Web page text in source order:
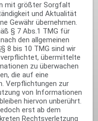
mit größter Sorgfalt
und Aktualität
Gewähr übernehmen.
§ 7 Abs.1 TMG für
den allgemeinen
8 bis 10 TMG sind wir
übermittelte
zu überwachen
die auf eine
Verpflichtungen zur
von Informationen
hiervon unberührt.
erst ab dem
Rechtsverletzung